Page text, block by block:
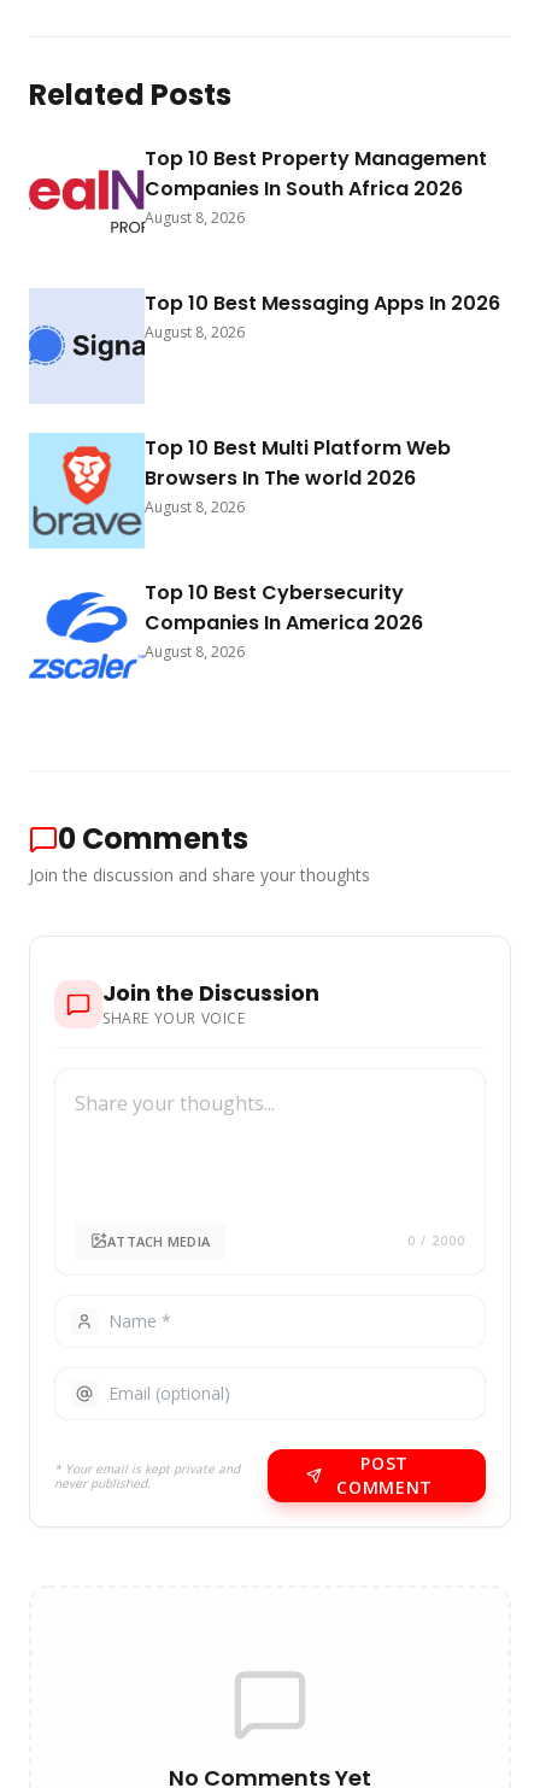
Related Posts
Top 10 Best Property Management
Companies In South Africa 2026
August 8, 2026
Top 10 Best Messaging Apps In 2026
August 8, 2026
Top 10 Best Multi Platform Web
Browsers In The world 2026
August 8, 2026
Top 10 Best Cybersecurity
Companies In America 2026
August 8, 2026
0Comments
Join the discussion and share your thoughts
Join the Discussion
SHARE YOUR VOICE
ATTACH MEDIA 0 / 2000
* Your email is kept private and
never published.
POST
COMMENT
No Comments Yet